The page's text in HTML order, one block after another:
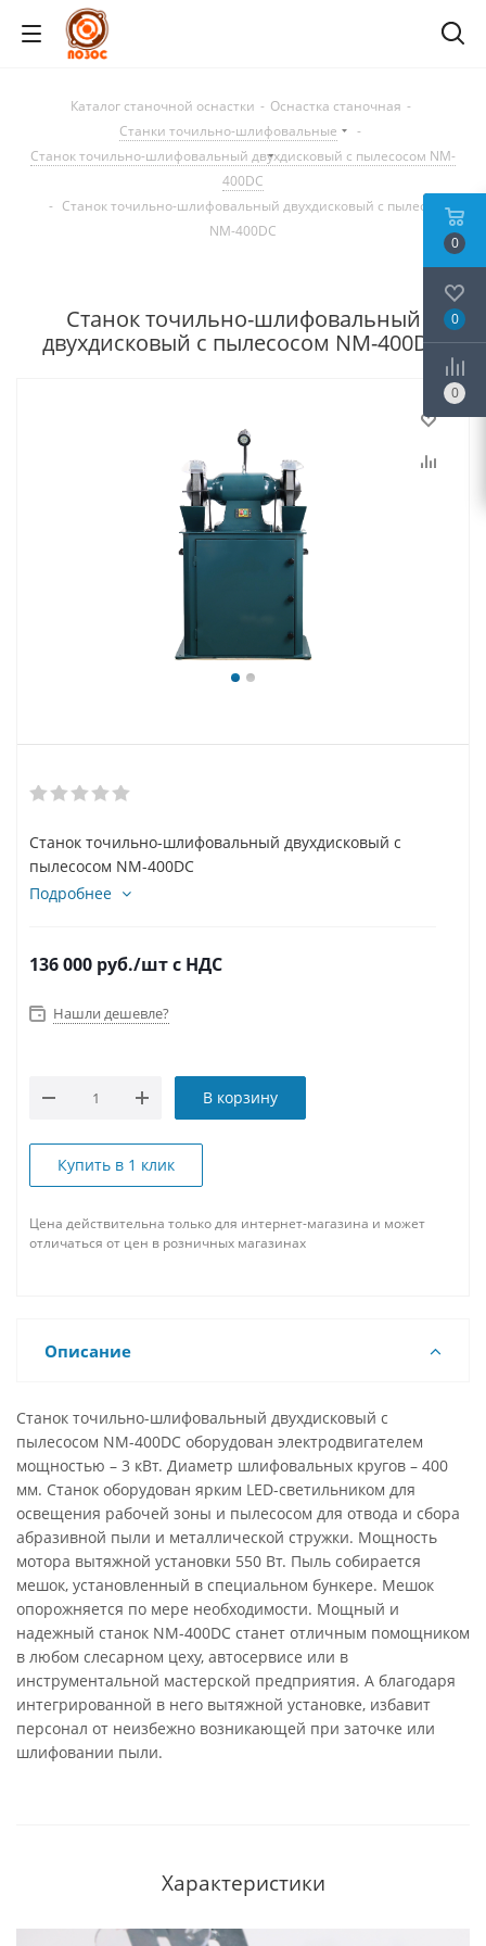
Каталог станочной оснастки - Оснастка станочная -
Станки точильно-шлифовальные
-
Станок точильно-шлифовальный двухдисковый с пылесосом NM-
400DC
- Станок точильно-шлифовальный двухдисковый с пылесосом
NM-400DC
Станок точильно-шлифовальный
двухдисковый с пылесосом NM-400DC
Станок точильно-шлифовальный двухдисковый с
пылесосом NM-400DC
Подробнее
136 000 руб./штс НДС
Нашли дешевле?
В корзину
Купить в 1 клик
Цена действительна только для интернет-магазина и может
отличаться от цен в розничных магазинах
Описание
Станок точильно-шлифовальный двухдисковый с
пылесосом NM-400DC оборудован электродвигателем
мощностью – 3 кВт. Диаметр шлифовальных кругов – 400
мм. Станок оборудован ярким LED-светильником для
освещения рабочей зоны и пылесосом для отвода и сбора
абразивной пыли и металлической стружки. Мощность
мотора вытяжной установки 550 Вт. Пыль собирается
мешок, установленный в специальном бункере. Мешок
опорожняется по мере необходимости. Мощный и
надежный станок NM-400DC станет отличным помощником
в любом слесарном цеху, автосервисе или в
инструментальной мастерской предприятия. А благодаря
интегрированной в него вытяжной установке, избавит
персонал от неизбежно возникающей при заточке или
шлифовании пыли.
Характеристики
0
0
0